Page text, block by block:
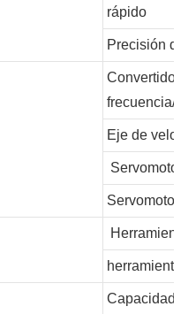
rápido
Precisión de
Convertidor
frecuencia/
Eje de
Servomotor
Servomotor
herramienta
Capacidad